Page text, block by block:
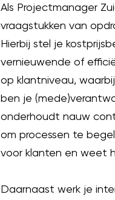
Als Projectmanager
vraagstukken van
Hierbij stel je
vernieuwende of
op klantniveau,
ben je
onderhoudt nauw
om processen te
voor klanten en weet
Daarnaast werk je